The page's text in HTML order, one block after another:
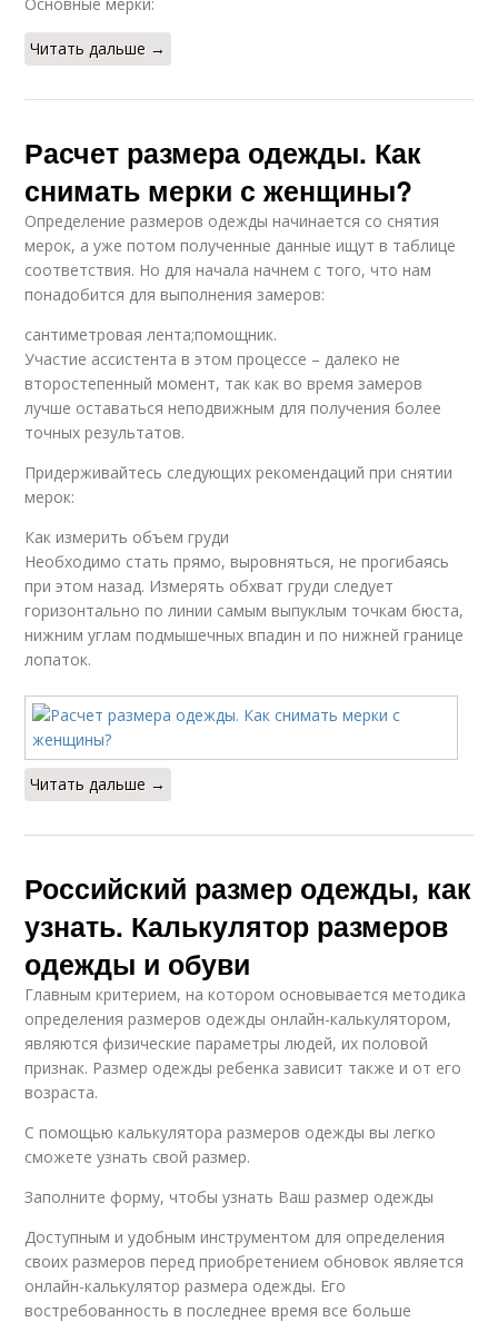
Читать дальше →
Расчет размера одежды. Как
снимать мерки с женщины?
Определение размеров одежды начинается со снятия
мерок, а уже потом полученные данные ищут в таблице
соответствия. Но для начала начнем с того, что нам
понадобится для выполнения замеров:
сантиметровая лента;помощник.
Участие ассистента в этом процессе – далеко не
второстепенный момент, так как во время замеров
лучше оставаться неподвижным для получения более
точных результатов.
Придерживайтесь следующих рекомендаций при снятии
мерок:
Как измерить объем груди
Необходимо стать прямо, выровняться, не прогибаясь
при этом назад. Измерять обхват груди следует
горизонтально по линии самым выпуклым точкам бюста,
нижним углам подмышечных впадин и по нижней границе
лопаток.
Читать дальше →
Российский размер одежды, как
узнать. Калькулятор размеров
одежды и обуви
Главным критерием, на котором основывается методика
определения размеров одежды онлайн-калькулятором,
являются физические параметры людей, их половой
признак. Размер одежды ребенка зависит также и от его
возраста.
С помощью калькулятора размеров одежды вы легко
сможете узнать свой размер.
Заполните форму, чтобы узнать Ваш размер одежды
Доступным и удобным инструментом для определения
своих размеров перед приобретением обновок является
онлайн-калькулятор размера одежды. Его
востребованность в последнее время все больше